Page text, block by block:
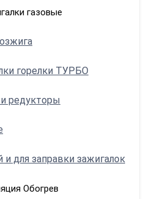
газовые
горелки ТУРБО
редукторы
и для заправки зажигалок
Обогрев